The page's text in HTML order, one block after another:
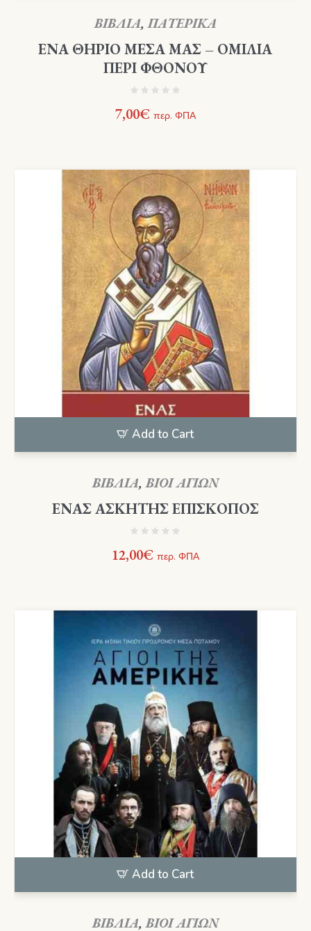
ΒΙΒΛΙΑ,ΠΑΤΕΡΙΚΑ
ΕΝΑ ΘΗΡΙΟ ΜΕΣΑ ΜΑΣ – ΟΜΙΛΙΑ
ΠΕΡΙ ΦΘΟΝΟΥ
7,00€ περ. ΦΠΑ
Add to Cart
ΒΙΒΛΙΑ,ΒΙΟΙ ΑΓΙΩΝ
ΕΝΑΣ ΑΣΚΗΤΗΣ ΕΠΙΣΚΟΠΟΣ
12,00€ περ. ΦΠΑ
Add to Cart
ΒΙΒΛΙΑ,ΒΙΟΙ ΑΓΙΩΝ